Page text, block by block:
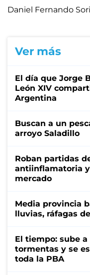
Daniel Fernando
Ver más
El día que Jorge
León XIV
Argentina
Buscan a un
arroyo Saladillo
Roban partidas
antiinflamatoria
mercado
Media provincia
lluvias, ráfagas
El tiempo: sube
tormentas y se
toda la PBA